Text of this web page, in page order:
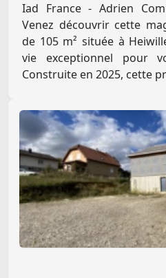
Iad France - Adrien
Venez découvrir cette
de 105 m² située à
vie exceptionnel pour
Construite en 2025, cette